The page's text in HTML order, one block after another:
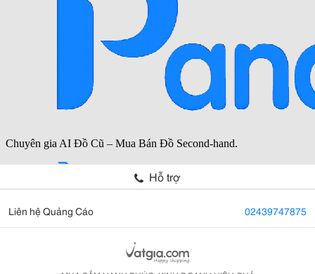
Hỗ trợ
Liên hệ Quảng Cáo 02439747875